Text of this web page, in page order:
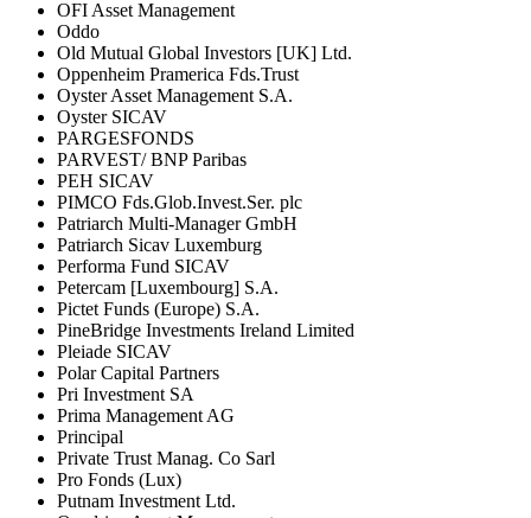
OFI Asset Management
Oddo
Old Mutual Global Investors [UK] Ltd.
Oppenheim Pramerica Fds.Trust
Oyster Asset Management S.A.
Oyster SICAV
PARGESFONDS
PARVEST/ BNP Paribas
PEH SICAV
PIMCO Fds.Glob.Invest.Ser. plc
Patriarch Multi-Manager GmbH
Patriarch Sicav Luxemburg
Performa Fund SICAV
Petercam [Luxembourg] S.A.
Pictet Funds (Europe) S.A.
PineBridge Investments Ireland Limited
Pleiade SICAV
Polar Capital Partners
Pri Investment SA
Prima Management AG
Principal
Private Trust Manag. Co Sarl
Pro Fonds (Lux)
Putnam Investment Ltd.